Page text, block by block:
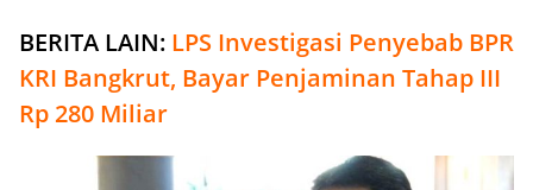
BERITA LAIN: LPS Investigasi Penyebab BPR
KRI Bangkrut, Bayar Penjaminan Tahap III
Rp 280 Miliar